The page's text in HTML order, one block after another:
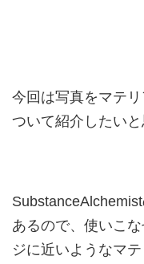
今回は写真をマテ
ついて紹介したいと
あるので、使いこ
ジに近いようなマ